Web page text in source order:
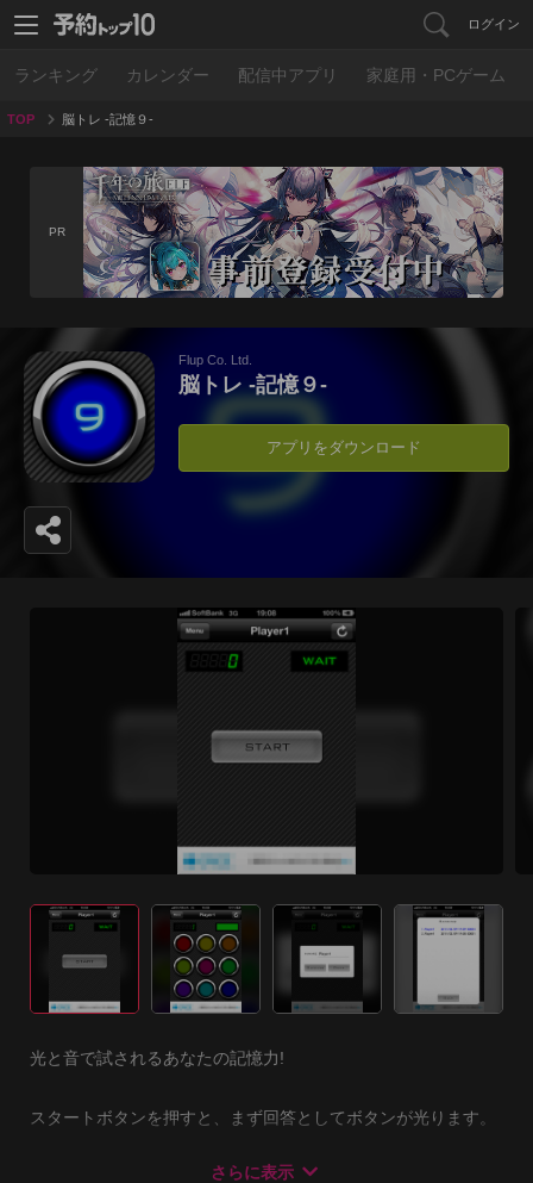
ログイン
ランキング カレンダー 配信中アプリ 家庭用・PCゲーム
TOP 脳トレ -記憶９-
PR
Flup Co. Ltd.
脳トレ -記憶９-
アプリをダウンロード
光と音で試されるあなたの記憶力!
スタートボタンを押すと、まず回答としてボタンが光ります。
さらに表示